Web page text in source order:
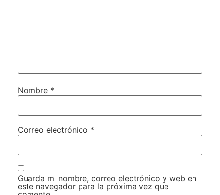
Nombre *
Correo electrónico *
Guarda mi nombre, correo electrónico y web en
este navegador para la próxima vez que